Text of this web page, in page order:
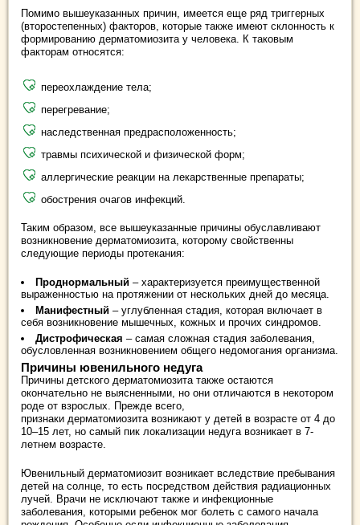
Помимо вышеуказанных причин, имеется еще ряд триггерных
(второстепенных) факторов, которые также имеют склонность к
формированию дерматомиозита у человека. К таковым
факторам относятся:
переохлаждение тела;
перегревание;
наследственная предрасположенность;
травмы психической и физической форм;
аллергические реакции на лекарственные препараты;
обострения очагов инфекций.
Таким образом, все вышеуказанные причины обуславливают
возникновение дерматомиозита, которому свойственны
следующие периоды протекания:
Проднормальный – характеризуется преимущественной
выраженностью на протяжении от нескольких дней до месяца.
Манифестный – углубленная стадия, которая включает в
себя возникновение мышечных, кожных и прочих синдромов.
Дистрофическая – самая сложная стадия заболевания,
обусловленная возникновением общего недомогания организма.
Причины ювенильного недуга
Причины детского дерматомиозита также остаются
окончательно не выясненными, но они отличаются в некотором
роде от взрослых. Прежде всего,
признаки дерматомиозита возникают у детей в возрасте от 4 до
10–15 лет, но самый пик локализации недуга возникает в 7-
летнем возрасте.
Ювенильный дерматомиозит возникает вследствие пребывания
детей на солнце, то есть посредством действия радиационных
лучей. Врачи не исключают также и инфекционные
заболевания, которыми ребенок мог болеть с самого начала